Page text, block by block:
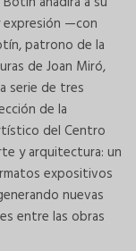
expresión —con
patrono de la
de Joan Miró,
serie de tres
de la
del Centro
y arquitectura: un
expositivos
nuevas
entre las obras